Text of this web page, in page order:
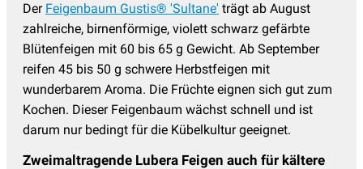
Der Feigenbaum Gustis® 'Sultane' trägt ab August
zahlreiche, birnenförmige, violett schwarz gefärbte
Blütenfeigen mit 60 bis 65 g Gewicht. Ab September
reifen 45 bis 50 g schwere Herbstfeigen mit
wunderbarem Aroma. Die Früchte eignen sich gut zum
Kochen. Dieser Feigenbaum wächst schnell und ist
darum nur bedingt für die Kübelkultur geeignet.
Zweimaltragende Lubera Feigen auch für kältere